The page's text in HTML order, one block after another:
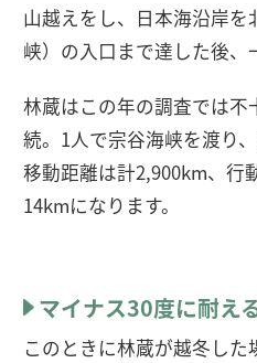
山越えをし、日本海沿岸
峡）の入口まで達した後、
林蔵はこの年の調査では不
続。1人で宗谷海峡を渡り
移動距離は計2,900km、行
14kmになります。
マイナス30度に耐え
このときに林蔵が越冬した